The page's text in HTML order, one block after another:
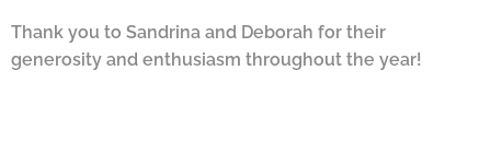
Thank you to Sandrina and Deborah for their
generosity and enthusiasm throughout the year!